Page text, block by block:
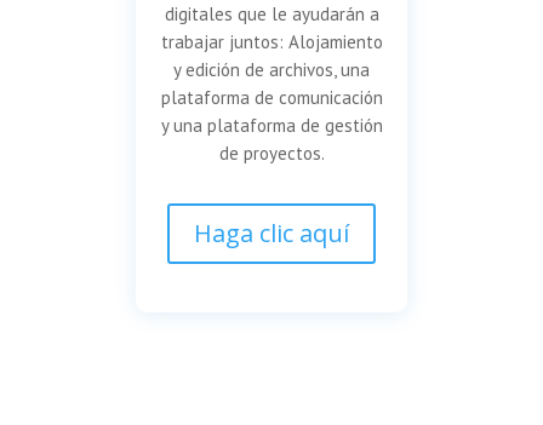
digitales que le ayudarán a
trabajar juntos: Alojamiento
y edición de archivos, una
plataforma de comunicación
y una plataforma de gestión
de proyectos.
Haga clic aquí